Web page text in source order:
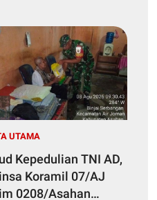
UTAMA
Kepedulian TNI AD,
Koramil 07/AJ
0208/Asahan